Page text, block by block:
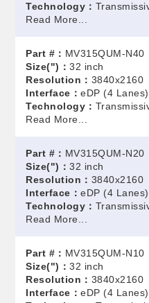
Technology：
Read More...
Part #： MV315QUM-N40
Size(")：32 inch
Resolution： 3840x2160
Interface：eDP (4 Lanes)
Technology：
Read More...
Part #： MV315QUM-N20
Size(")：32 inch
Resolution： 3840x2160
Interface：eDP (4 Lanes)
Technology：
Read More...
Part #： MV315QUM-N10
Size(")：32 inch
Resolution： 3840x2160
Interface：eDP (4 Lanes)